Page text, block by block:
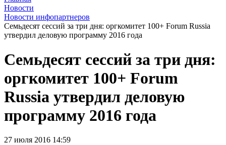
Новости
Новости инфопартнеров
Семьдесят сессий за три дня: оргкомитет 100+ Forum Russia
утвердил деловую программу 2016 года
Семьдесят сессий за три дня:
оргкомитет 100+ Forum
Russia утвердил деловую
программу 2016 года
27 июля 2016 14:59